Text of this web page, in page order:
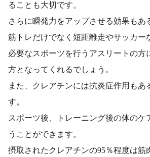
ることも大切です。
さらに瞬発力をアップさせる効果もあ
筋トレだけでなく短距離走やサッカー
必要なスポーツを行うアスリートの方
方となってくれるでしょう。
また、クレアチンには抗炎症作用もあ
す。
スポーツ後、トレーニング後の体のケ
うことができます。
摂取されたクレアチンの95％程度は筋